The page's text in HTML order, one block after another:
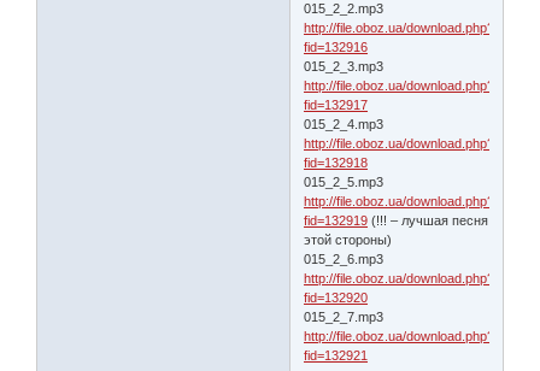
015_2_2.mp3
http://file.oboz.ua/download.php?
fid=132916
015_2_3.mp3
http://file.oboz.ua/download.php?
fid=132917
015_2_4.mp3
http://file.oboz.ua/download.php?
fid=132918
015_2_5.mp3
http://file.oboz.ua/download.php?
fid=132919 (!!! – лучшая песня
этой стороны)
015_2_6.mp3
http://file.oboz.ua/download.php?
fid=132920
015_2_7.mp3
http://file.oboz.ua/download.php?
fid=132921